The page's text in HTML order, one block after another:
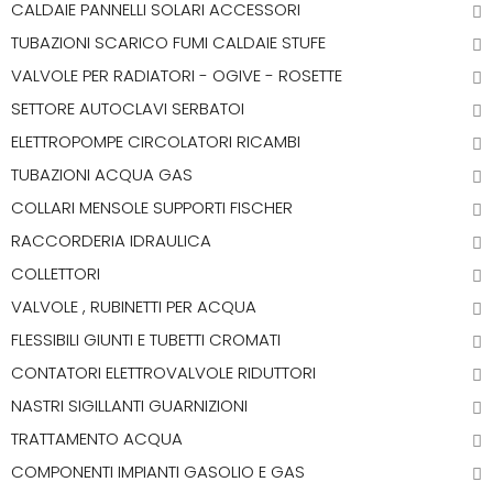
CALDAIE PANNELLI SOLARI ACCESSORI
TUBAZIONI SCARICO FUMI CALDAIE STUFE
VALVOLE PER RADIATORI - OGIVE - ROSETTE
SETTORE AUTOCLAVI SERBATOI
ELETTROPOMPE CIRCOLATORI RICAMBI
TUBAZIONI ACQUA GAS
COLLARI MENSOLE SUPPORTI FISCHER
RACCORDERIA IDRAULICA
COLLETTORI
VALVOLE , RUBINETTI PER ACQUA
FLESSIBILI GIUNTI E TUBETTI CROMATI
CONTATORI ELETTROVALVOLE RIDUTTORI
NASTRI SIGILLANTI GUARNIZIONI
TRATTAMENTO ACQUA
COMPONENTI IMPIANTI GASOLIO E GAS